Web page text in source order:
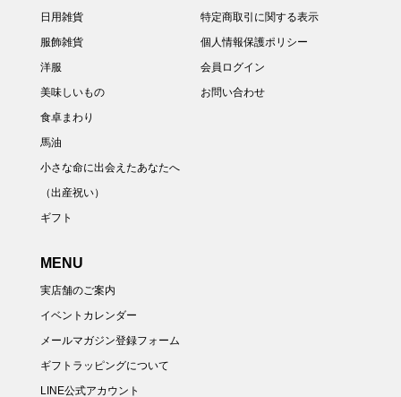
日用雑貨
服飾雑貨
洋服
美味しいもの
食卓まわり
馬油
小さな命に出会えたあなたへ
（出産祝い）
ギフト
特定商取引に関する表示
個人情報保護ポリシー
会員ログイン
お問い合わせ
MENU
実店舗のご案内
イベントカレンダー
メールマガジン登録フォーム
ギフトラッピングについて
LINE公式アカウント